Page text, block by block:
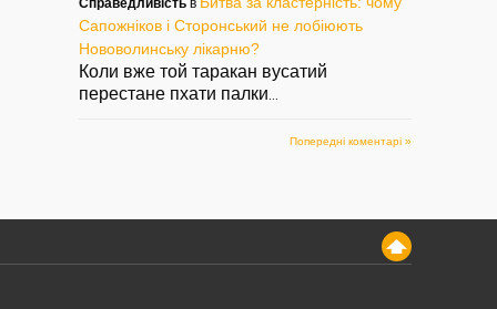
Справедливість в
Сапожніков і Сторонський не лобіюють
Нововолинську лікарню?
Коли вже той таракан вусатий
перестане пхати палки
Попередні коментарі »